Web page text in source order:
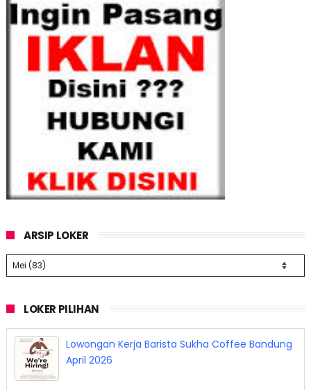
ARSIP LOKER
LOKER PILIHAN
Lowongan Kerja Barista Sukha Coffee Bandung
April 2026